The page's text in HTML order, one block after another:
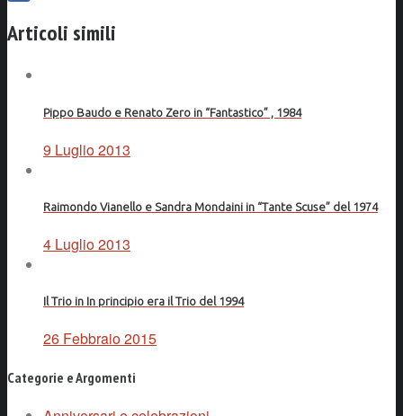
Articoli simili
Pippo Baudo e Renato Zero in “Fantastico” , 1984
9 Luglio 2013
Raimondo Vianello e Sandra Mondaini in “Tante Scuse” del 1974
4 Luglio 2013
Il Trio in In principio era il Trio del 1994
26 Febbraio 2015
Categorie e Argomenti